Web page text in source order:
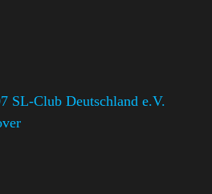
SL-Club Deutschland e.V.